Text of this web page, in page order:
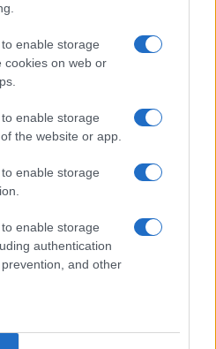
enable storage
cookies on web or
enable storage
the website or app.
enable storage
enable storage
authentication
and other